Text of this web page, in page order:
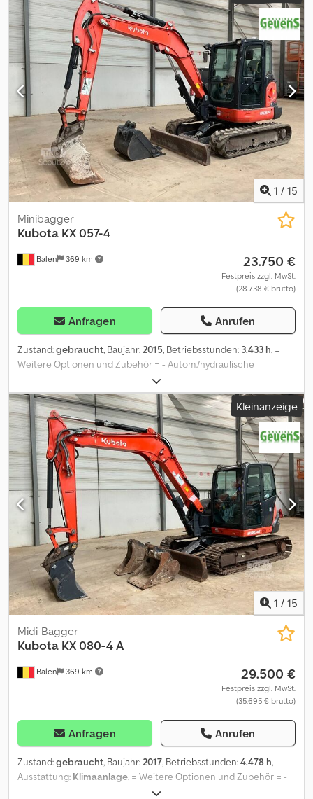
1 / 15
Balen 369 km
Minibagger
Kubota KX 057-4
23.750 €
Festpreis zzgl. MwSt.
(28.738 € brutto)
Anfragen Anrufen
Zustand:gebraucht, Baujahr:2015, Betriebsstunden: 3.433 h, =
Weitere Optionen und Zubehör = - Autom./hydraulische
Schnellkupplung - Planierschaufel - Standard Tieflöffel Dsdpfozr
Id Sox Aa Tjck = Weitere Informationen = Verwendungszweck:
Bauwesen Antrieb: Raupe Leergewicht: 5.545 kg Wenden Sie sich
an Geert Geuens, um weitere Informationen zu erhalten.
Kleinanzeige
1 / 15
Balen 369 km
Midi-Bagger
Kubota KX 080-4 A
29.500 €
Festpreis zzgl. MwSt.
(35.695 € brutto)
Anfragen Anrufen
Zustand:gebraucht, Baujahr:2017, Betriebsstunden:4.478 h,
Ausstattung: Klimaanlage, = Weitere Optionen und Zubehör = -
Autom./hydraulische Schnellkupplung -